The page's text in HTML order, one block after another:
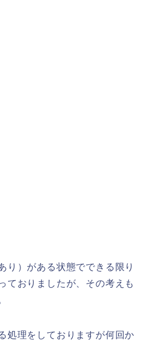
）がある状態でできる限り
ておりましたが、その考えも
処理をしておりますが何回か